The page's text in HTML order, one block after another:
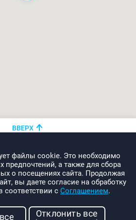
файлы cookie. Это необходимо
предпочтений, а также для сбора
о посещениях сайта. Продолжая
вы даете согласие на обработку
с Соглашением.
Отклонить все
ВВЕРХ
webcom.by
Webcom Performance
ул. Свердлова, 11-332